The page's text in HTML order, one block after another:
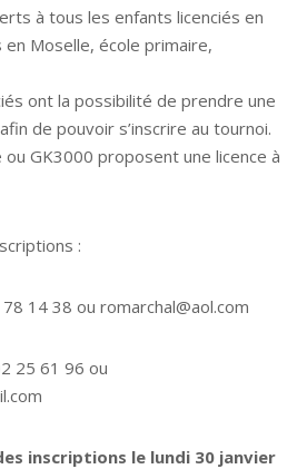
à tous les enfants licenciés en
en Moselle, école primaire,
ont la possibilité de prendre une
de pouvoir s’inscrire au tournoi.
ou GK3000 proposent une licence à
:
14 38 ou romarchal@aol.com
25 61 96 ou
inscriptions le lundi 30 janvier